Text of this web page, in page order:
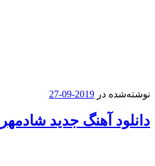
نوشته‌شده در 2019-09-27
دانلود آهنگ جدید